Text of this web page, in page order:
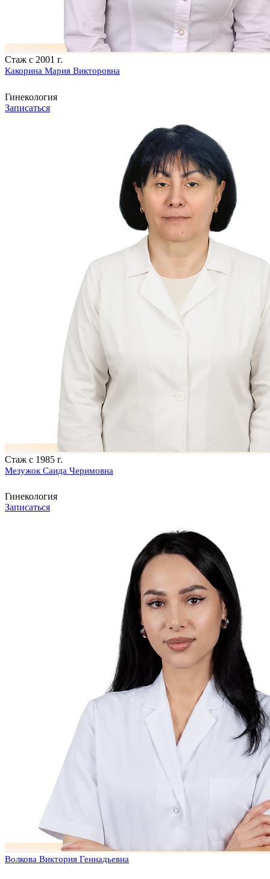
Стаж с 2001 г.
Какорина Мария Викторовна
Гинекология
Записаться
Стаж с 1985 г.
Мезужок Саида Черимовна
Гинекология
Записаться
Волкова Виктория Геннадьевна